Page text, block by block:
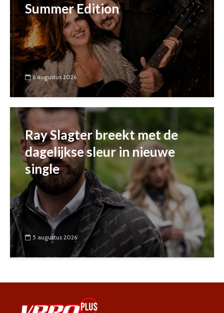
Summer Edition
6 augustus 2026
Ray Slagter breekt met de
dagelijkse sleur in nieuwe
single
5 augustus 2026